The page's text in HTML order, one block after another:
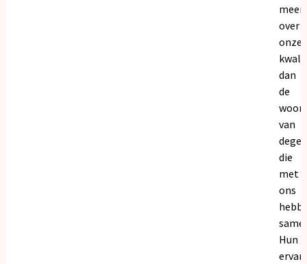
meer
over
onze
dan
de
van
die
met
ons
Hun